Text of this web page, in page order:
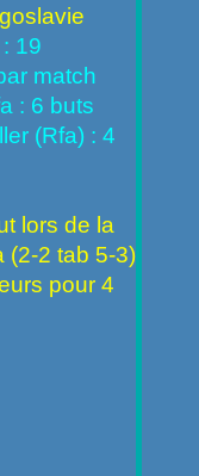
19
match
: 6 buts
(Rfa) : 4
lors de la
(2-2 tab 5-3)
pour 4